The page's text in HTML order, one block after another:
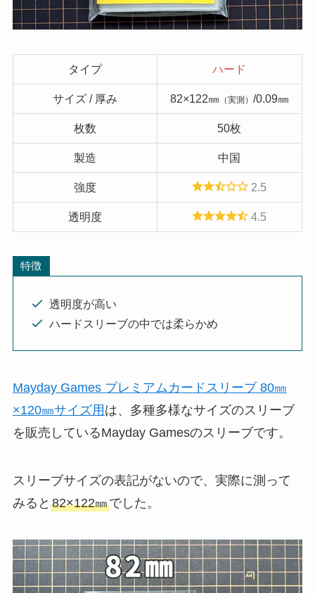
タイプ ハード
サイズ / 厚み 82×122㎜ （実測） /0.09㎜
枚数 50枚
製造 中国
強度 2.5
透明度 4.5
特徴
透明度が高い
ハードスリーブの中では柔らかめ
Mayday Games プレミアムカードスリーブ 80㎜
×120㎜サイズ用 は、多種多様なサイズのスリーブ
を販売しているMayday Gamesのスリーブです。
スリーブサイズの表記がないので、実際に測って
みると 82×122㎜でした。